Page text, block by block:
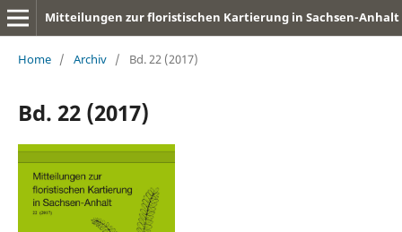
Mitteilungen zur floristischen Kartierung in Sachsen-Anhalt
Home / Archiv / Bd. 22 (2017)
Bd. 22 (2017)